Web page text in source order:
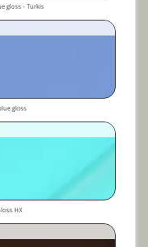
gloss - Turkis
gloss
HX